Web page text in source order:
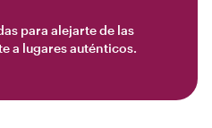
para alejarte de las
a lugares auténticos.